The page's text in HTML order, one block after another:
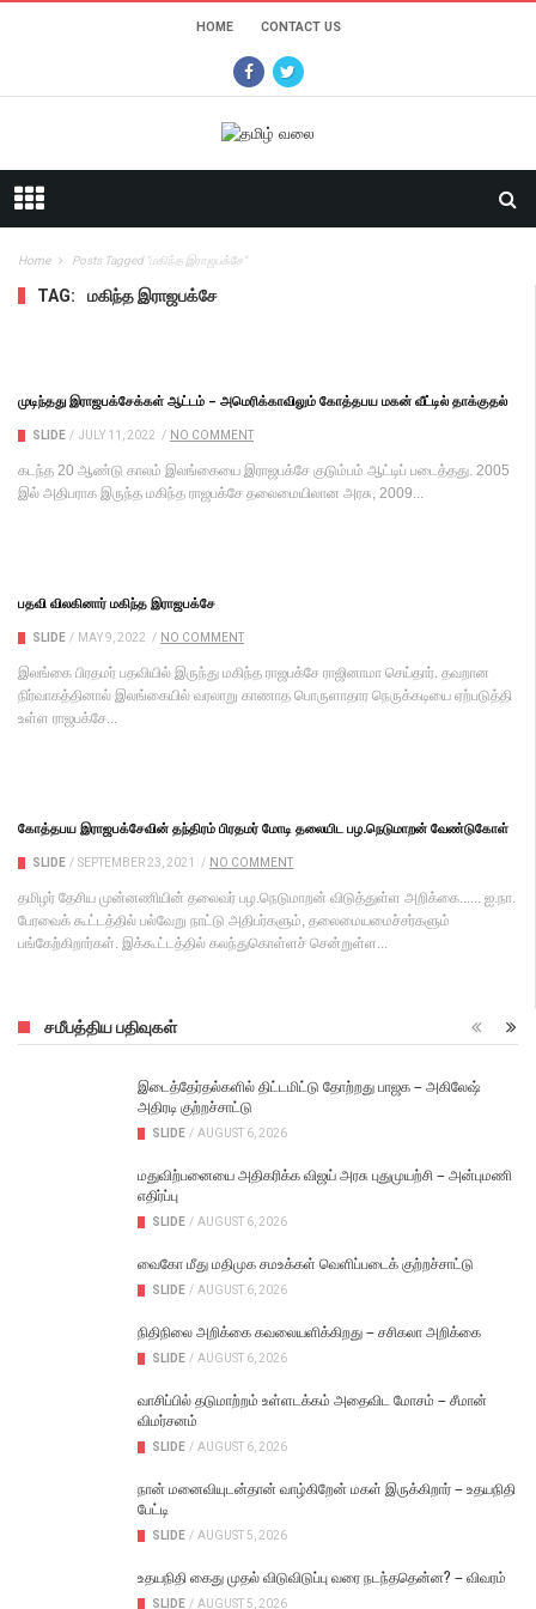
HOME CONTACT US
Home Posts Tagged "மகிந்த இராஜபக்சே"
TAG: மகிந்த இராஜபக்சே
முடிந்தது இராஜபக்சேக்கள் ஆட்டம் – அமெரிக்காவிலும் கோத்தபய மகன் வீட்டில் தாக்குதல்
SLIDE / JULY 11, 2022 / NO COMMENT
கடந்த 20 ஆண்டு காலம் இலங்கையை இராஜபக்சே குடும்பம் ஆட்டிப் படைத்தது. 2005
இல் அதிபராக இருந்த மகிந்த ராஜபக்சே தலைமையிலான அரசு, 2009...
பதவி விலகினார் மகிந்த இராஜபக்சே
SLIDE / MAY 9, 2022 / NO COMMENT
இலங்கை பிரதமர் பதவியில் இருந்து மகிந்த ராஜபக்சே ராஜினாமா செய்தார். தவறான
நிர்வாகத்தினால் இலங்கையில் வரலாறு காணாத பொருளாதார நெருக்கடியை ஏற்படுத்தி
உள்ள ராஜபக்சே...
கோத்தபய இராஜபக்சேவின் தந்திரம் பிரதமர் மோடி தலையிட பழ.நெடுமாறன் வேண்டுகோள்
SLIDE / SEPTEMBER 23, 2021 / NO COMMENT
தமிழர் தேசிய முன்னணியின் தலைவர் பழ.நெடுமாறன் விடுத்துள்ள அறிக்கை...... ஐ.நா.
பேரவைக் கூட்டத்தில் பல்வேறு நாட்டு அதிபர்களும், தலைமையமைச்சர்களும்
பங்கேற்கிறார்கள். இக்கூட்டத்தில் கலந்துகொள்ளச் சென்றுள்ள...
சமீபத்திய பதிவுகள்
இடைத்தேர்தல்களில் திட்டமிட்டு தோற்றது பாஜக – அகிலேஷ்
அதிரடி குற்றச்சாட்டு
SLIDE / AUGUST 6, 2026
மதுவிற்பனையை அதிகரிக்க விஜய் அரசு புதுமுயற்சி – அன்புமணி
எதிர்ப்பு
SLIDE / AUGUST 6, 2026
வைகோ மீது மதிமுக சமஉக்கள் வெளிப்படைக் குற்றச்சாட்டு
SLIDE / AUGUST 6, 2026
நிதிநிலை அறிக்கை கவலையளிக்கிறது – சசிகலா அறிக்கை
SLIDE / AUGUST 6, 2026
வாசிப்பில் தடுமாற்றம் உள்ளடக்கம் அதைவிட மோசம் – சீமான்
விமர்சனம்
SLIDE / AUGUST 6, 2026
நான் மனைவியுடன்தான் வாழ்கிறேன் மகள் இருக்கிறார் – உதயநிதி
பேட்டி
SLIDE / AUGUST 5, 2026
உதயநிதி கைது முதல் விடுவிடுப்பு வரை நடந்ததென்ன? – விவரம்
SLIDE / AUGUST 5, 2026